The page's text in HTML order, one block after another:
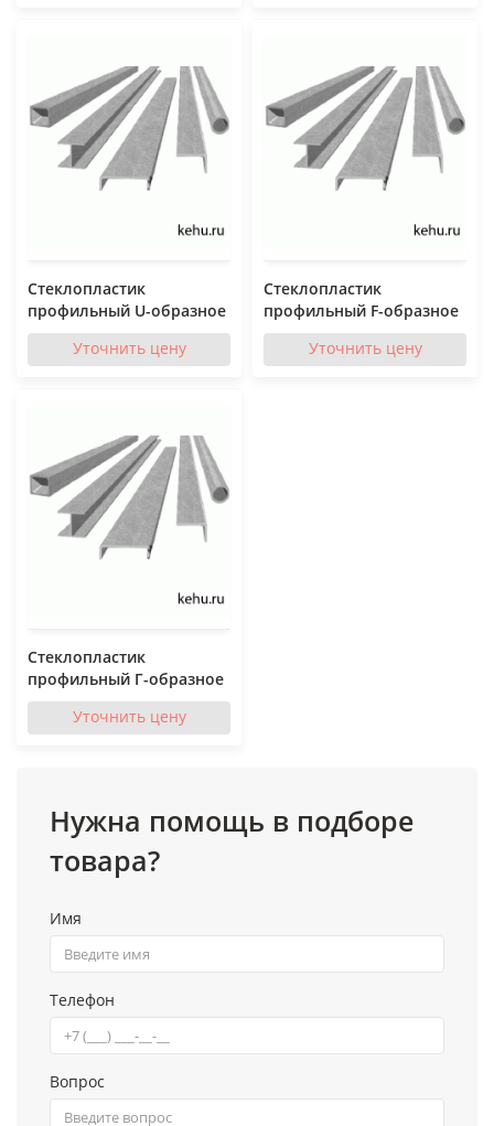
Стеклопластик
профильный U-образное
Уточнить цену
Стеклопластик
профильный F-образное
Уточнить цену
Стеклопластик
профильный Г-образное
Уточнить цену
Нужна помощь в подборе
товара?
Имя
Телефон
Вопрос